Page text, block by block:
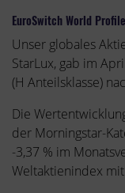
EuroSwitch World
Unser globales
StarLux, gab im
(H Anteilsklasse)
Die
der Morningstar-
-3,37 % im
Weltaktienindex